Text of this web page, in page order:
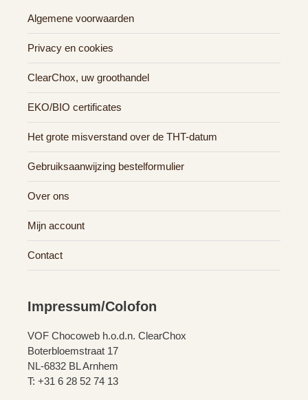
Algemene voorwaarden
Privacy en cookies
ClearChox, uw groothandel
EKO/BIO certificates
Het grote misverstand over de THT-datum
Gebruiksaanwijzing bestelformulier
Over ons
Mijn account
Contact
Impressum/Colofon
VOF Chocoweb h.o.d.n. ClearChox
Boterbloemstraat 17
NL-6832 BL Arnhem
T: +31 6 28 52 74 13